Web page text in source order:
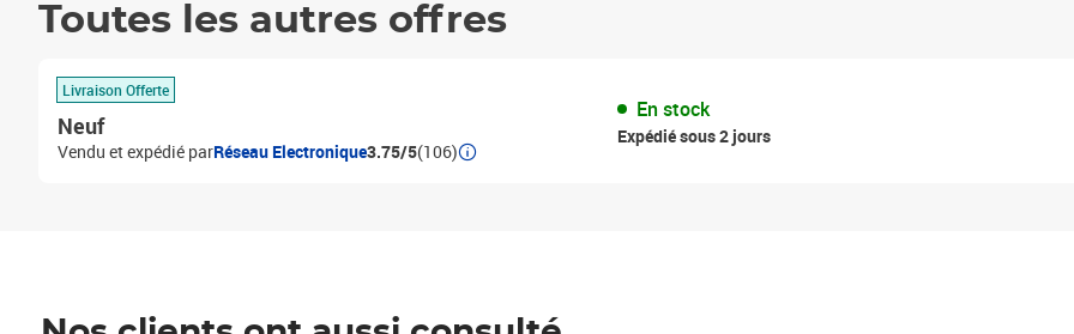
Toutes les autres offres
Livraison Offerte
Neuf
Vendu et expédié parRéseau Electronique3.75/5(106)
En stock
Expédié sous 2 jours